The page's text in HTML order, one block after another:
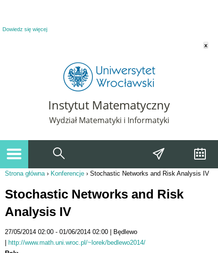
Dowiedz się więcej
x
Instytut Matematyczny
Wydział Matematyki i Informatyki
Strona główna› Konferencje › Stochastic Networks and Risk Analysis IV
Stochastic Networks and Risk
Analysis IV
27/05/2014 02:00 01/06/2014 02:00
Będlewo
http://www.math.uni.wroc.pl/~lorek/bedlewo2014/